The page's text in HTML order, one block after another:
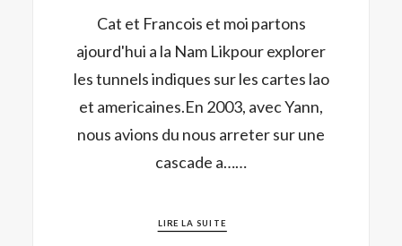
Cat et Francois et moi partons
ajourd'hui a la Nam Likpour explorer
les tunnels indiques sur les cartes lao
et americaines.En 2003, avec Yann,
nous avions du nous arreter sur une
cascade a……
LIRE LA SUITE